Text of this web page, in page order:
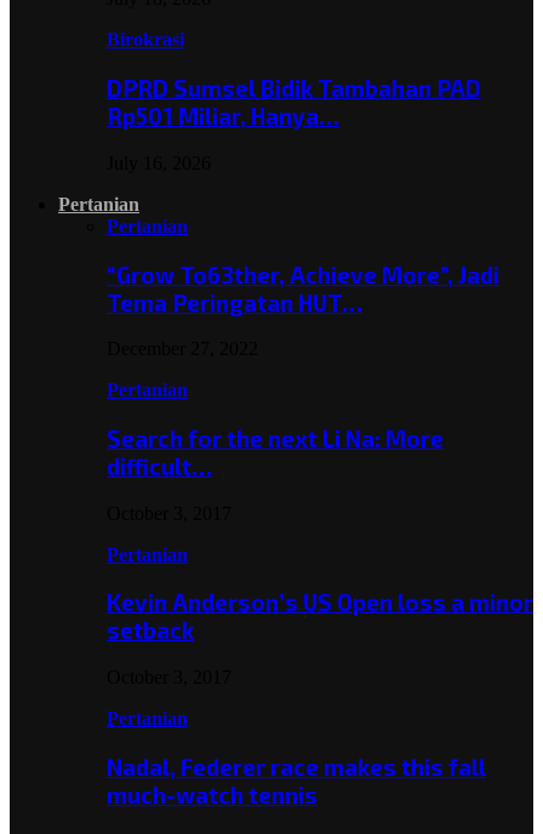
Birokrasi
DPRD Sumsel Bidik Tambahan PAD
Rp501 Miliar, Hanya…
Pertanian
Pertanian
“Grow To63ther, Achieve More”, Jadi
Tema Peringatan HUT…
Pertanian
Search for the next Li Na: More
difficult…
Pertanian
Kevin Anderson’s US Open loss a minor
setback
Pertanian
Nadal, Federer race makes this fall
much-watch tennis